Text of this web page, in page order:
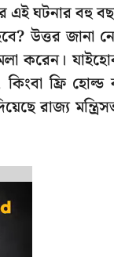
এই ঘটনার বহু
উত্তর জানা
করেন।
ফ্রি হোল্ড
রাজ্য